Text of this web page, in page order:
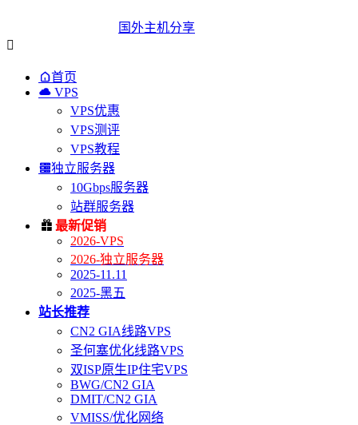
国外主机分享

首页
 VPS
VPS优惠
VPS测评
VPS教程
独立服务器
10Gbps服务器
站群服务器
 最新促销
2026-VPS
2026-独立服务器
2025-11.11
2025-黑五
站长推荐
CN2 GIA线路VPS
圣何塞优化线路VPS
双ISP原生IP住宅VPS
BWG/CN2 GIA
DMIT/CN2 GIA
VMISS/优化网络